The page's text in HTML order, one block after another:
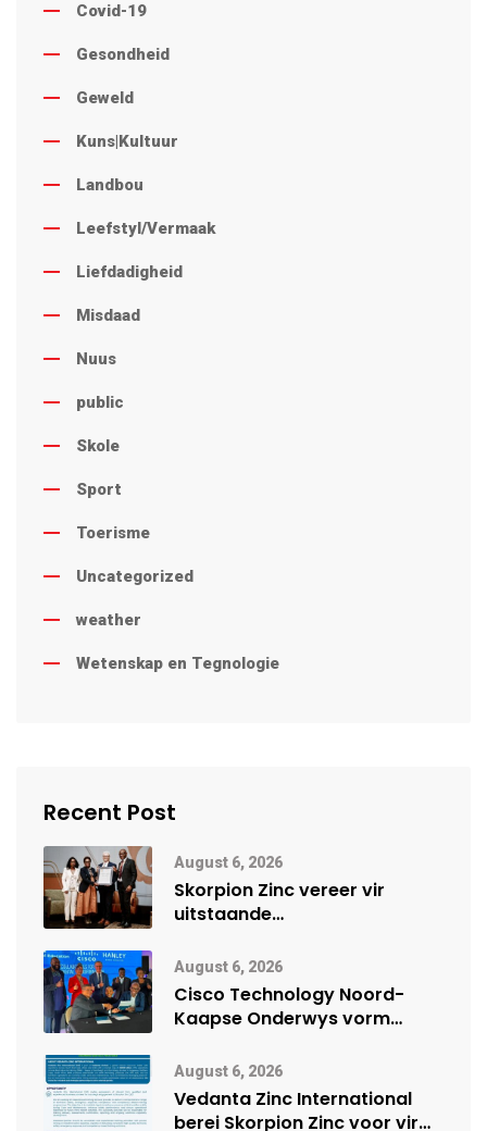
Covid-19
Gesondheid
Geweld
Kuns|Kultuur
Landbou
Leefstyl/Vermaak
Liefdadigheid
Misdaad
Nuus
public
Skole
Sport
Toerisme
Uncategorized
weather
Wetenskap en Tegnologie
Recent Post
August 6, 2026
Skorpion Zinc vereer vir
uitstaande
Namibië Mynbou Ekspo
August 6, 2026
Cisco Technology Noord-
Kaapse Onderwys vorm
vennootskap
August 6, 2026
Vedanta Zinc International
berei Skorpion Zinc voor vir